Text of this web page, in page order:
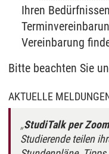
Ihren
Vereinbarung
Bitte beachten Sie
AKTUELLE
StudiTalk per
Studierende teilen